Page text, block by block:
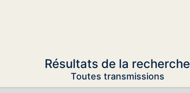
Résultats de la recherche
Toutes transmissions